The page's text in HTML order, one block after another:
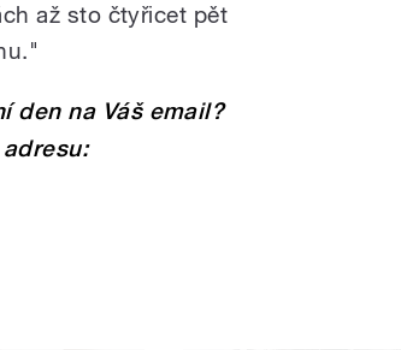
až sto čtyřicet pět
den na Váš email?